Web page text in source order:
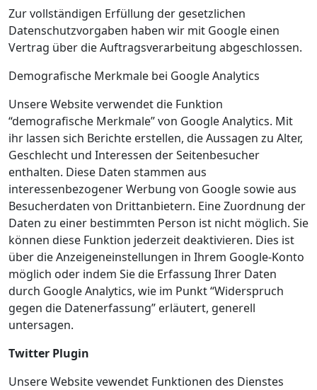
Zur vollständigen Erfüllung der gesetzlichen
Datenschutzvorgaben haben wir mit Google einen
Vertrag über die Auftragsverarbeitung abgeschlossen.
Demografische Merkmale bei Google Analytics
Unsere Website verwendet die Funktion
“demografische Merkmale” von Google Analytics. Mit
ihr lassen sich Berichte erstellen, die Aussagen zu Alter,
Geschlecht und Interessen der Seitenbesucher
enthalten. Diese Daten stammen aus
interessenbezogener Werbung von Google sowie aus
Besucherdaten von Drittanbietern. Eine Zuordnung der
Daten zu einer bestimmten Person ist nicht möglich. Sie
können diese Funktion jederzeit deaktivieren. Dies ist
über die Anzeigeneinstellungen in Ihrem Google-Konto
möglich oder indem Sie die Erfassung Ihrer Daten
durch Google Analytics, wie im Punkt “Widerspruch
gegen die Datenerfassung” erläutert, generell
untersagen.
Twitter Plugin
Unsere Website vewendet Funktionen des Dienstes